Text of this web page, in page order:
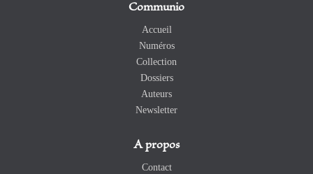
Communio
Accueil
Numéros
Collection
Dossiers
Auteurs
Newsletter
A propos
Contact